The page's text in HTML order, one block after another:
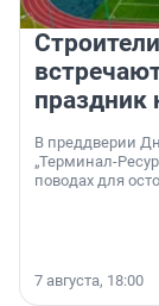
праздник
В преддверии
„Терминал-
поводах для
7 августа, 18:00